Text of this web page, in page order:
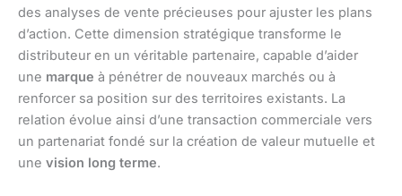
des analyses de vente précieuses pour ajuster les plans
d’action. Cette dimension stratégique transforme le
distributeur en un véritable partenaire, capable d’aider
une marque à pénétrer de nouveaux marchés ou à
renforcer sa position sur des territoires existants. La
relation évolue ainsi d’une transaction commerciale vers
un partenariat fondé sur la création de valeur mutuelle et
une vision long terme.